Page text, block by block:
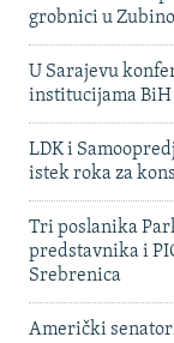
grobnici u
U Sarajevu
institucijama BiH
LDK i
istek roka za
Tri poslanika
predstavnika i
Srebrenica
Američki